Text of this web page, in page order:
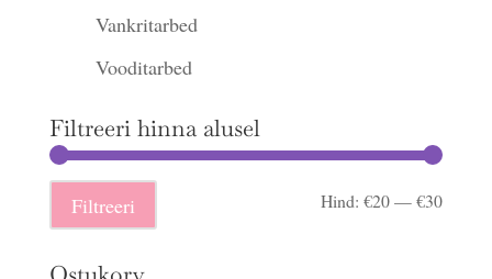
Vankritarbed
Vooditarbed
Filtreeri hinna alusel
Filtreeri Hind:€20—€30